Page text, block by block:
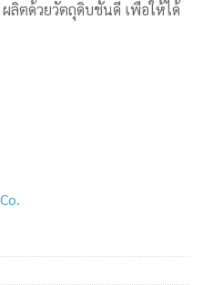
ผลิตด้วยวัตถุดิบชั้นดี เพื่อให้ได้